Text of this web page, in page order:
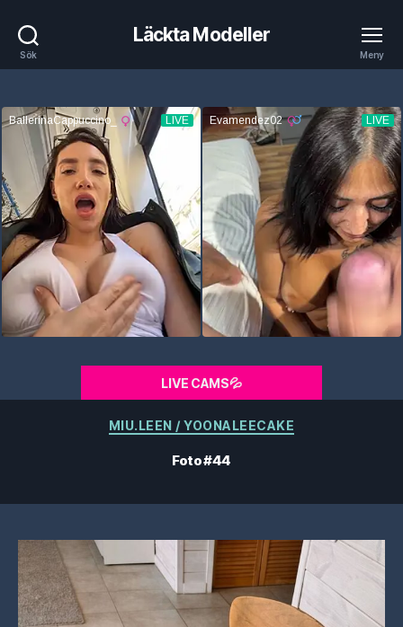
Sök
Läckta Modeller
Meny
LIVE CAMS💦
Kategorier
MIU.LEEN / YOONALEECAKE
Foto #44